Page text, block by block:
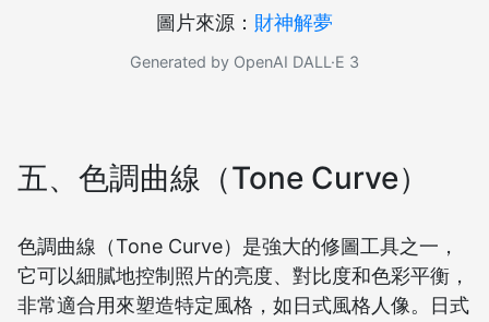
圖片來源： 財神解夢
Generated by OpenAI DALL·E 3
五、色調曲線（Tone Curve）
色調曲線（Tone Curve）是強大的修圖工具之一，
它可以細膩地控制照片的亮度、對比度和色彩平衡，
非常適合用來塑造特定風格，如日式風格人像。日式